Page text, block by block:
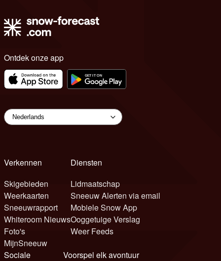
Ontdek onze app
Verkennen
Skigebieden
Weerkaarten
Sneeuwrapport
Whiteroom Nieuws
Foto's
MijnSneeuw
Diensten
Lidmaatschap
Sneeuw Alerten via email
Mobiele Snow App
Ooggetuige Verslag
Weer Feeds
Sociale
Voorspel elk avontuur